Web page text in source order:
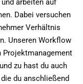
arbeiten auf
Dabei versuchen
Verhältnis
Unseren Workflow
zu hast du auch
du anschließend